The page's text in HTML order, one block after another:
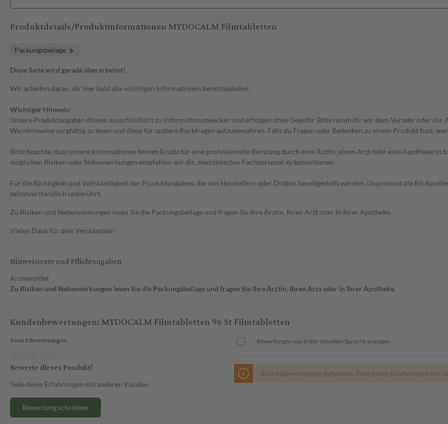
Produktdetails/Produktinformationen MYDOCALM Filmtabletten
Packungsbeilage
Diese Seite wird gerade überarbeitet!
Wir arbeiten daran, dir hier bald alle wichtigen Informationen bereitzustellen.
Wichtiger Hinweis:
Unsere Produktangaben dienen ausschließlich zu Informationszwecken und erfolgen ohne Gewähr. Bitte nimm dir vor dem Verzehr oder
Warnhinweise sorgfältig zu lesen und diese für spätere Rückfragen aufzubewahren. Falls du Fragen oder Bedenken zu einem Produkt hast,
Bitte beachte, dass unsere Informationen keinen Ersatz für eine professionelle Beratung durch eine Ärztin, einen Arzt oder eine Apothekerin
möglichen Risiken oder Nebenwirkungen empfehlen wir dir, medizinisches Fachpersonal zu konsultieren.
Für die Richtigkeit und Vollständigkeit der Produktangaben, die von Herstellern oder Dritten bereitgestellt werden, übernimmt die BS-
selbstverständlich unberührt.
Zu Risiken und Nebenwirkungen lesen Sie die Packungsbeilage und fragen Sie Ihre Ärztin, Ihren Arzt oder in Ihrer Apotheke.
Vielen Dank für dein Verständnis!
Hinweistexte und Pflichtangaben
Arzneimittel
Zu Risiken und Nebenwirkungen lesen Sie die Packungsbeilage und fragen Sie Ihre Ärztin, Ihren Arzt oder in Ihrer Apotheke.
Kundenbewertungen: MYDOCALM Filmtabletten 96 St Filmtabletten
0 von 0 Bewertungen
Bewerte dieses Produkt!
Teile deine Erfahrungen mit anderen Kunden.
Bewertung schreiben
Bewertungen nur in der aktuellen Sprache anzeigen.
Keine Bewertungen gefunden. Teile deine Erfahrungen mit